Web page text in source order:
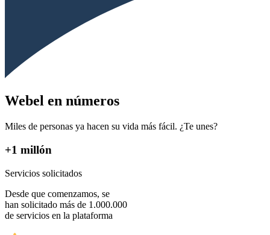
Webel en números
Miles de personas ya hacen su vida más fácil. ¿Te unes?
+1 millón
Servicios solicitados
Desde que comenzamos, se
han solicitado más de 1.000.000
de servicios en la plataforma